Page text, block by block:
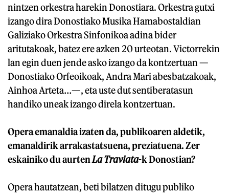
nintzen orkestra harekin Donostiara. Orkestra gutxi
izango dira Donostiako Musika Hamabostaldian
Galiziako Orkestra Sinfonikoa adina bider
aritutakoak, batez ere azken 20 urteotan. Victorrekin
lan egin duen jende asko izango da kontzertuan —
Donostiako Orfeoikoak, Andra Mari abesbatzakoak,
Ainhoa Arteta…—, eta uste dut sentiberatasun
handiko uneak izango direla kontzertuan.
Opera emanaldia izaten da, publikoaren aldetik,
emanaldirik arrakastatsuena, preziatuena. Zer
eskainiko du aurtenLa Traviata-k Donostian?
Opera hautatzean, beti bilatzen ditugu publiko